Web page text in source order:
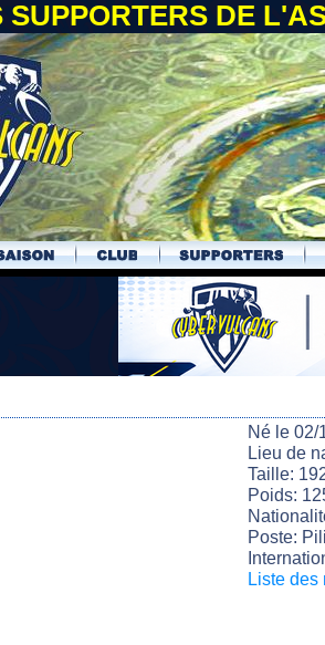
SUPPORTERS DE
Né le 02/
Lieu de
Taille:
Poids:
Poste:
Liste des